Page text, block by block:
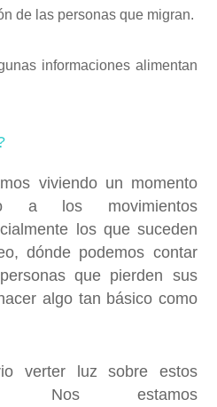
de las personas que migran.
informaciones alimentan
viviendo un momento
a los movimientos
los que suceden
dónde podemos contar
que pierden sus
algo tan básico como
verter luz sobre estos
Nos estamos